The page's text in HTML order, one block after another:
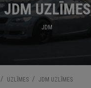
JDM UZLĪMES
JDM
/ UZLĪMES / JDM UZLĪMES